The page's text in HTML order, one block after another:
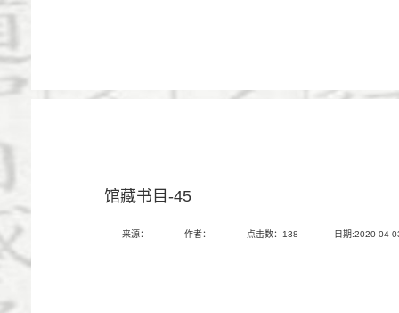
馆藏书目-45
来源： 作者： 点击数： 138 日期:2020-04-